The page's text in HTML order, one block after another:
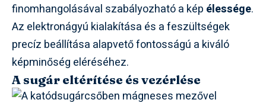
finomhangolásával szabályozható a kép élessége.
Az elektronágyú kialakítása és a feszültségek
precíz beállítása alapvető fontosságú a kiváló
képminőség eléréséhez.
A sugár eltérítése és vezérlése